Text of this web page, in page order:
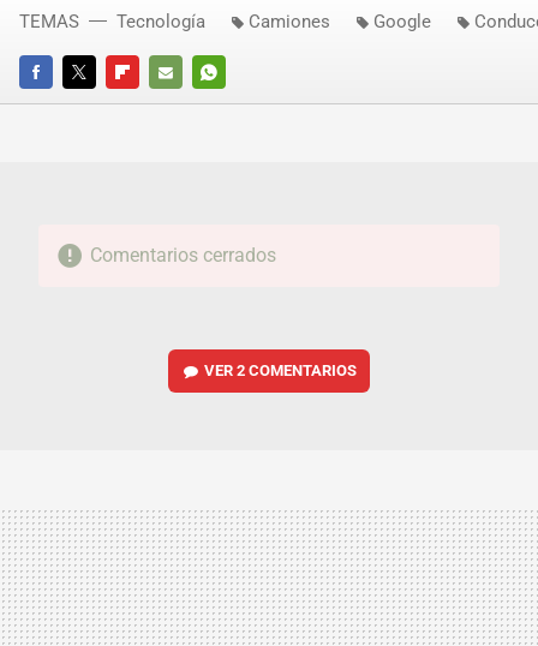
FACEBOOKTWITTERFLIPBOARD
E-
WHATSAPP
TEMAS Tecnología Camiones Google
Comentarios cerrados
VER2 COMENTARIOS